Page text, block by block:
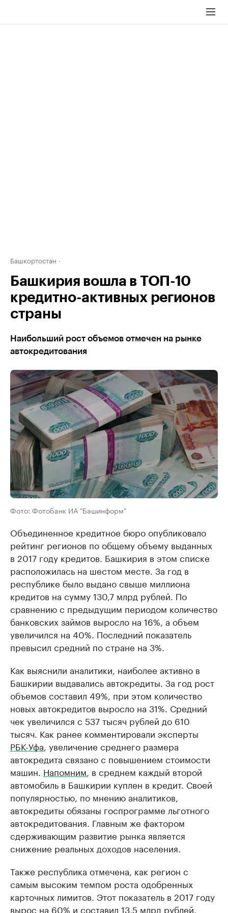
Башкортостан
Башкирия вошла в ТОП-10
кредитно-активных регионов
страны
Наибольший рост объемов отмечен на рынке
автокредитования
Фото: Фотобанк ИА "Башинформ"
Объединенное кредитное бюро опубликовало
рейтинг регионов по общему объему выданных
в 2017 году кредитов. Башкирия в этом списке
расположилась на шестом месте. За год в
республике было выдано свыше миллиона
кредитов на сумму 130,7 млрд рублей. По
сравнению с предыдущим периодом количество
банковских займов выросло на 16%, а объем
увеличился на 40%. Последний показатель
превысил средний по стране на 3%.
Как выяснили аналитики, наиболее активно в
Башкирии выдавались автокредиты. За год рост
объемов составил 49%, при этом количество
новых автокредитов выросло на 31%. Средний
чек увеличился с 537 тысяч рублей до 610
тысяч. Как ранее комментировали эксперты
РБК-Уфа, увеличение среднего размера
автокредита связано с повышением стоимости
машин. Напомним, в среднем каждый второй
автомобиль в Башкирии куплен в кредит. Своей
популярностью, по мнению аналитиков,
автокредиты обязаны госпрограмме льготного
автокредитования. Главным же фактором
сдерживающим развитие рынка является
снижение реальных доходов населения.
Также республика отмечена, как регион с
самым высоким темпом роста одобренных
карточных лимитов. Этот показатель в 2017 году
вырос на 60% и составил 13,5 млрд рублей.